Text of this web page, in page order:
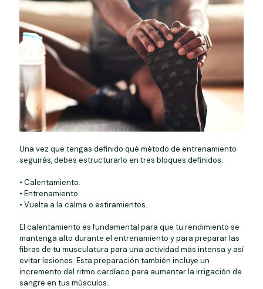
Una vez que tengas definido qué método de entrenamiento
seguirás, debes estructurarlo en tres bloques definidos:
• Calentamiento.
• Entrenamiento.
• Vuelta a la calma o estiramientos.
El calentamiento es fundamental para que tu rendimiento se
mantenga alto durante el entrenamiento y para preparar las
fibras de tu musculatura para una actividad más intensa y así
evitar lesiones. Esta preparación también incluye un
incremento del ritmo cardíaco para aumentar la irrigación de
sangre en tus músculos.